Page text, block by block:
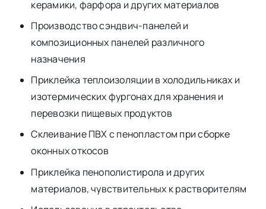
керамики, фарфора и других материалов
Производство сэндвич-панелей и
композиционных панелей различного
назначения
Приклейка теплоизоляции в холодильниках и
изотермических фургонах для хранения и
перевозки пищевых продуктов
Склеивание ПВХ с пенопластом при сборке
оконных откосов
Приклейка пенополистирола и других
материалов, чувствительных к растворителям